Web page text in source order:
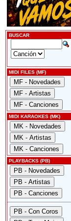
BUSCAR
MIDI FILES (MF)
MIDI KARAOKES (MK)
PLAYBACKS (PB)